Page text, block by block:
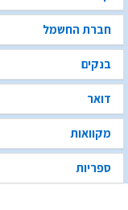
חברת החשמל
בנקים
דואר
מקוואות
ספריות